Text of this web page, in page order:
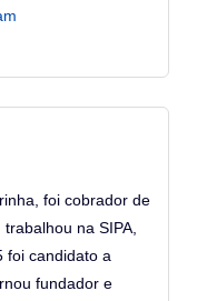
foi cobrador de
na SIPA,
foi candidato a
fundador e